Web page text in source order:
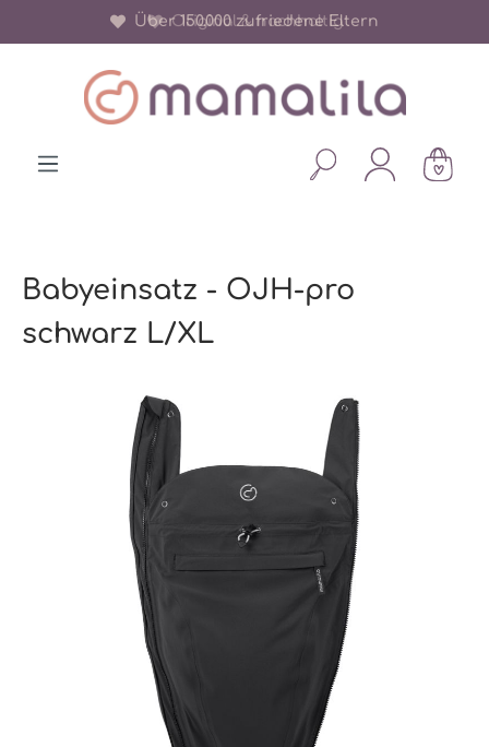
springen Original & nachhaltig
Über 150.000 zufriedene Eltern
Babyeinsatz - OJH-pro
schwarz L/XL
Bildergalerie überspringen